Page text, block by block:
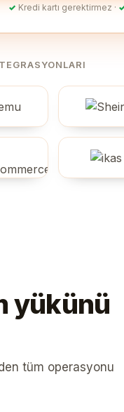
✓ Kredi kartı gerektirmez ·
yükünü
tüm operasyonu